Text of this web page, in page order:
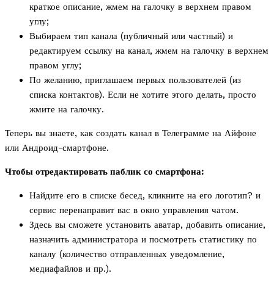
краткое описание, жмем на галочку в верхнем правом
углу;
Выбираем тип канала (публичный или частный) и
редактируем ссылку на канал, жмем на галочку в верхнем
правом углу;
По желанию, приглашаем первых пользователей (из
списка контактов). Если не хотите этого делать, просто
жмите на галочку.
Теперь вы знаете, как создать канал в Телеграмме на Айфоне
или Андроид-смартфоне.
Чтобы отредактировать паблик со смартфона:
Найдите его в списке бесед, кликните на его логотип? и
сервис перенаправит вас в окно управления чатом.
Здесь вы сможете установить аватар, добавить описание,
назначить администратора и посмотреть статистику по
каналу (количество отправленных уведомление,
медиафайлов и пр.).